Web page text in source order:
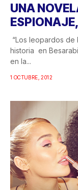
UNA
“Los leopardos de
historia en
en la...
1 OCTUBRE, 2012